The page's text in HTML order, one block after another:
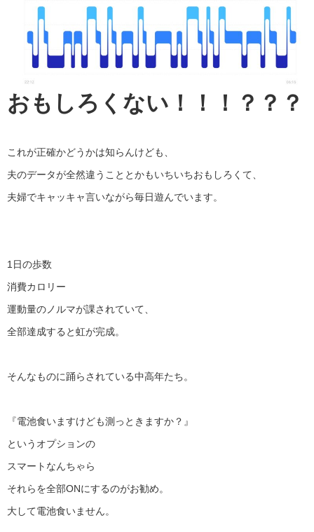
おもしろくない！！！？？？
これが正確かどうかは知らんけども、
夫のデータが全然違うこととかもいちいちおもしろくて、
夫婦でキャッキャ言いながら毎日遊んでいます。
1日の歩数
消費カロリー
運動量のノルマが課されていて、
全部達成すると虹が完成。
そんなものに踊らされている中高年たち。
『電池食いますけども測っときますか？』
というオプションの
スマートなんちゃら
それらを全部ONにするのがお勧め。
大して電池食いません。